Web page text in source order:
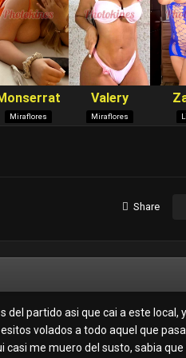
Share
del partido asi que cai a este local,
volados a todo aquel que
me muero del susto, sabia que